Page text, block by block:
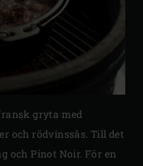
gryta med
och rödvinssås. Till det
och Pinot Noir. För en